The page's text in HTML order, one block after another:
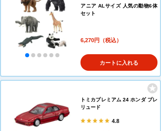
アニア ALサイズ 人気の動物6体
セット
6,270円（税込）
カートに入れる
トミカプレミアム 24 ホンダ プレ
リュード
4.8